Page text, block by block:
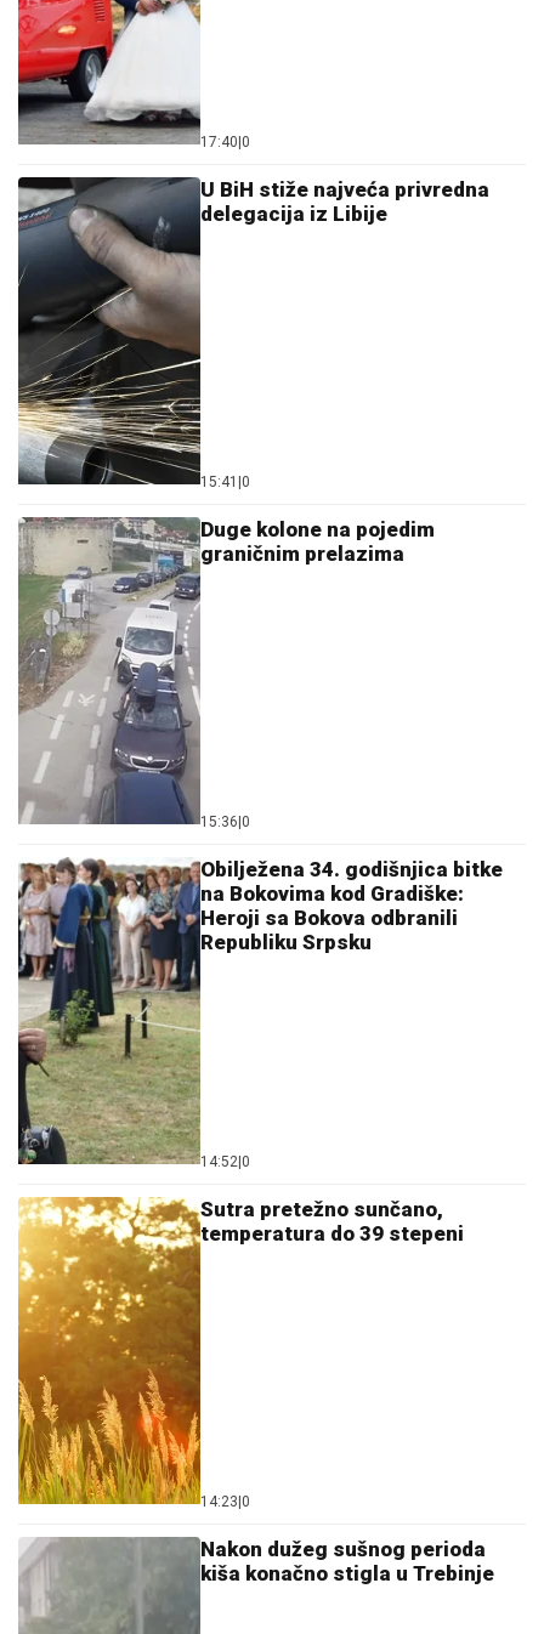
17:40 0
U BiH stiže najveća privredna
delegacija iz Libije
15:41 0
Duge kolone na pojedim
graničnim prelazima
15:36 0
Obilježena 34. godišnjica bitke
na Bokovima kod Gradiške:
Heroji sa Bokova odbranili
Republiku Srpsku
14:52 0
Sutra pretežno sunčano,
temperatura do 39 stepeni
14:23 0
Nakon dužeg sušnog perioda
kiša konačno stigla u Trebinje